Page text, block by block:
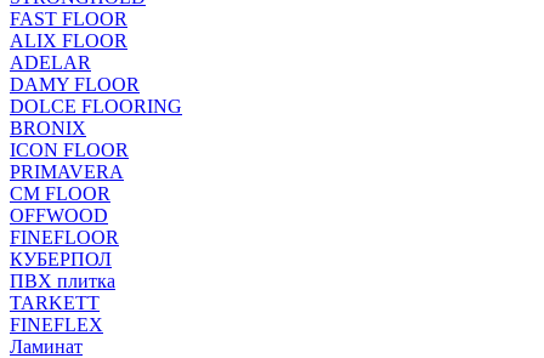
FAST FLOOR
ALIX FLOOR
ADELAR
DAMY FLOOR
DOLCE FLOORING
BRONIX
ICON FLOOR
PRIMAVERA
CM FLOOR
OFFWOOD
FINEFLOOR
КУБЕРПОЛ
ПВХ плитка
TARKETT
FINEFLEX
Ламинат